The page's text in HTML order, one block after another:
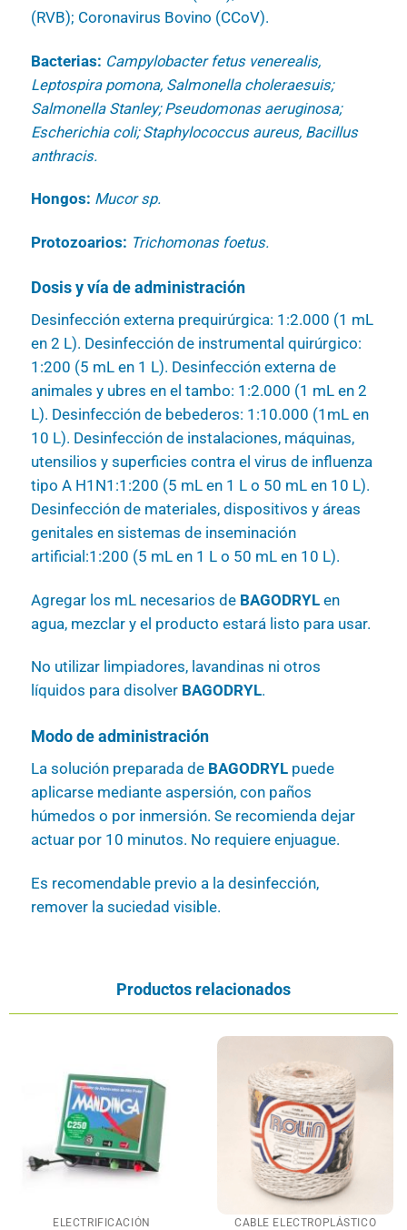
(RVB); Coronavirus Bovino (CCoV).
Bacterias: Campylobacter fetus venerealis,
Leptospira pomona, Salmonella choleraesuis;
Salmonella Stanley; Pseudomonas aeruginosa;
Escherichia coli; Staphylococcus aureus, Bacillus
anthracis.
Hongos: Mucor sp.
Protozoarios: Trichomonas foetus.
Dosis y vía de administración
Desinfección externa prequirúrgica: 1:2.000 (1 mL
en 2 L). Desinfección de instrumental quirúrgico:
1:200 (5 mL en 1 L). Desinfección externa de
animales y ubres en el tambo: 1:2.000 (1 mL en 2
L). Desinfección de bebederos: 1:10.000 (1mL en
10 L). Desinfección de instalaciones, máquinas,
utensilios y superficies contra el virus de influenza
tipo A H1N1:1:200 (5 mL en 1 L o 50 mL en 10 L).
Desinfección de materiales, dispositivos y áreas
genitales en sistemas de inseminación
artificial:1:200 (5 mL en 1 L o 50 mL en 10 L).
Agregar los mL necesarios de BAGODRYLen
agua, mezclar y el producto estará listo para usar.
No utilizar limpiadores, lavandinas ni otros
líquidos para disolver BAGODRYL.
Modo de administración
La solución preparada deBAGODRYLpuede
aplicarse mediante aspersión, con paños
húmedos o por inmersión. Se recomienda dejar
actuar por 10 minutos. No requiere enjuague.
Es recomendable previo a la desinfección,
remover la suciedad visible.
Productos relacionados
ELECTRIFICACIÓN CABLE ELECTROPLÁSTICO